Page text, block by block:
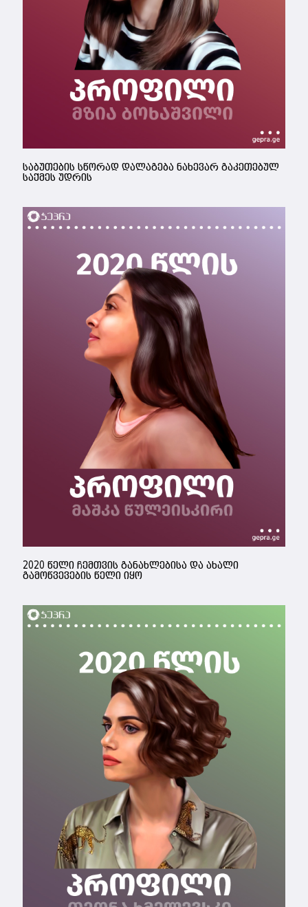
საბუთების სწორად დალაგება ნახევარ გაკეთებულ
საქმეს უდრის
2020 წელი ჩემთვის განახლებისა და ახალი
გამოწვევების წელი იყო